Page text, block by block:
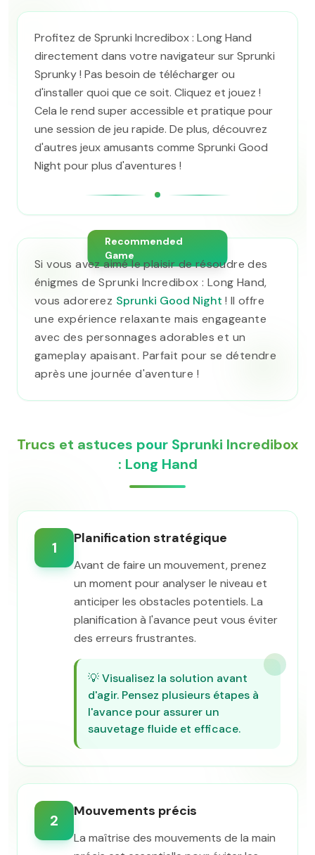
Profitez de Sprunki Incredibox : Long Hand
directement dans votre navigateur sur Sprunki
Sprunky ! Pas besoin de télécharger ou
d'installer quoi que ce soit. Cliquez et jouez !
Cela le rend super accessible et pratique pour
une session de jeu rapide. De plus, découvrez
d'autres jeux amusants comme Sprunki Good
Night pour plus d'aventures !
Recommended
Game
Si vous avez aimé le plaisir de résoudre des
énigmes de Sprunki Incredibox : Long Hand,
vous adorerez Sprunki Good Night ! Il offre
une expérience relaxante mais engageante
avec des personnages adorables et un
gameplay apaisant. Parfait pour se détendre
après une journée d'aventure !
Trucs et astuces pour Sprunki Incredibox
: Long Hand
1
Planification stratégique
Avant de faire un mouvement, prenez
un moment pour analyser le niveau et
anticiper les obstacles potentiels. La
planification à l'avance peut vous éviter
des erreurs frustrantes.
💡Visualisez la solution avant
d'agir. Pensez plusieurs étapes à
l'avance pour assurer un
sauvetage fluide et efficace.
2
Mouvements précis
La maîtrise des mouvements de la main